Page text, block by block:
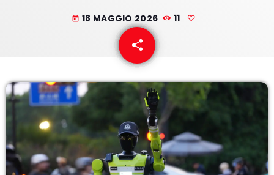
I VOLTI DELLA RADIO
LE NOTIZIE
CONTATTI
today 18 MAGGIO 2026 11
share
email